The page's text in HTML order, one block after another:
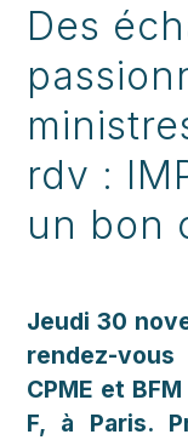
Des
rdv :
un bon
Jeudi 30
rendez-vous
CPME et
F, à Paris.